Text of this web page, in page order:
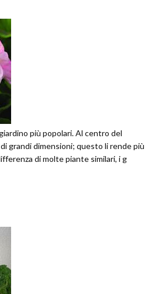
più popolari. Al centro del
grandi dimensioni; questo li rende più
di molte piante similari, i g